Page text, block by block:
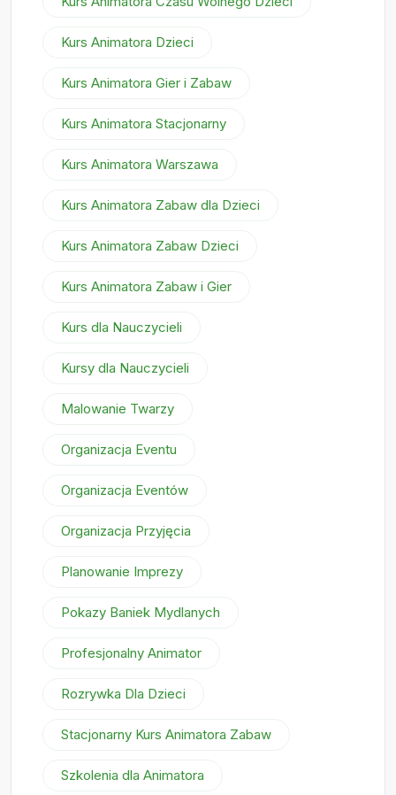
Kurs Animatora Dzieci
Kurs Animatora Gier i Zabaw
Kurs Animatora Stacjonarny
Kurs Animatora Warszawa
Kurs Animatora Zabaw dla Dzieci
Kurs Animatora Zabaw Dzieci
Kurs Animatora Zabaw i Gier
Kurs dla Nauczycieli
Kursy dla Nauczycieli
Malowanie Twarzy
Organizacja Eventu
Organizacja Eventów
Organizacja Przyjęcia
Planowanie Imprezy
Pokazy Baniek Mydlanych
Profesjonalny Animator
Rozrywka Dla Dzieci
Stacjonarny Kurs Animatora Zabaw
Szkolenia dla Animatora